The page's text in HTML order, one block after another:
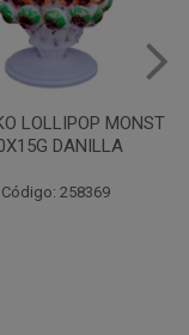
DANILLA